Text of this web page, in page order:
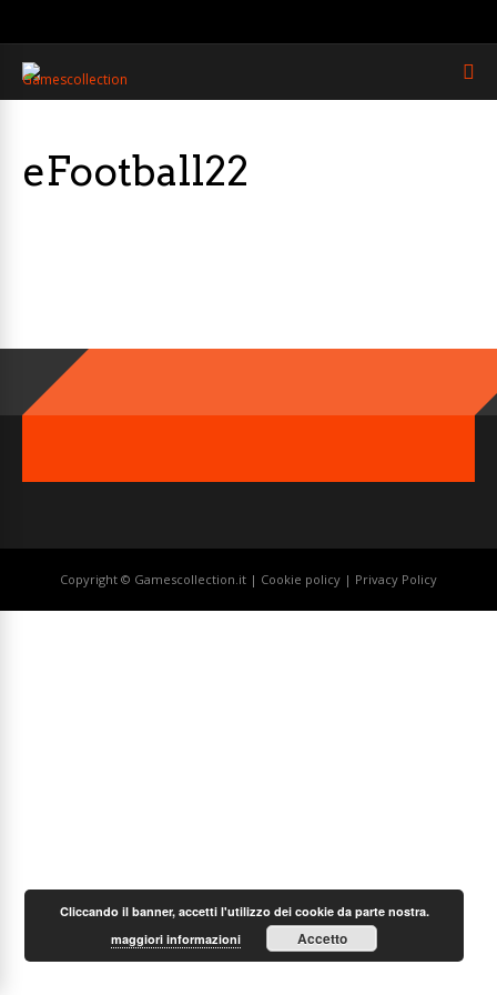
eFootball22
Copyright © Gamescollection.it | Cookie policy | Privacy Policy
Cliccando il banner, accetti l'utilizzo dei cookie da parte nostra.
maggiori informazioni
Accetto